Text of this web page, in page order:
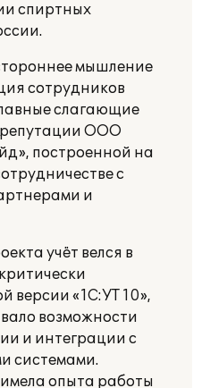
спиртных
мышление
сотрудников
слагающие
репутации ООО
построенной на
с
и
учёт велся в
версии «1С:УТ 10»,
возможности
и интеграции с
системами.
опыта работы